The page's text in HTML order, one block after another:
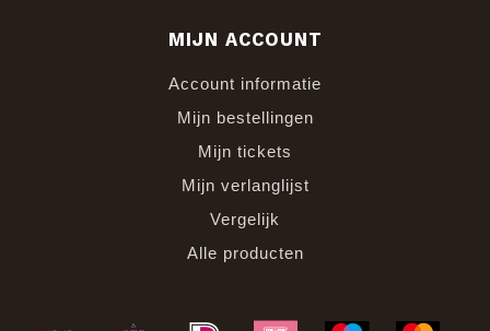
MIJN ACCOUNT
Account informatie
Mijn bestellingen
Mijn tickets
Mijn verlanglijst
Vergelijk
Alle producten